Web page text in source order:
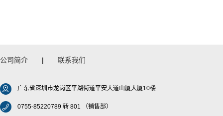
公司简介 | 联系我们
广东省深圳市龙岗区平湖街道平安大道山厦大厦10楼
0755-85220789 转 801 （销售部）